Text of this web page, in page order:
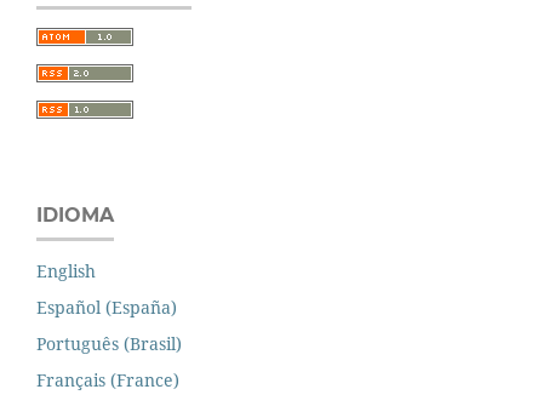
IDIOMA
English
Español (España)
Português (Brasil)
Français (France)